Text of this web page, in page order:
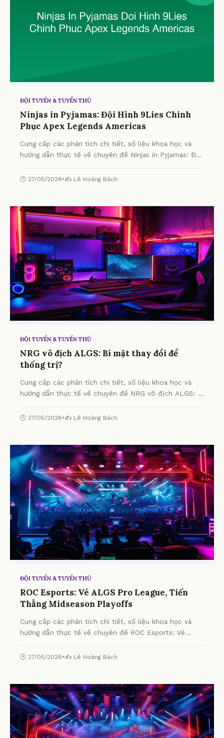
ĐỘI TUYỂN & TUYỂN THỦ
Ninjas in Pyjamas: Đội Hình 9Lies Chinh
Phục Apex Legends Americas
Cung cấp các phân tích chi tiết, số liệu khoa học và
hướng dẫn thực tế về chuyên đề Ninjas in Pyjamas: Đội
chuyên gia.
🕒 27/05/2026•✍️ Lê Hoàng Bách
ĐỘI TUYỂN & TUYỂN THỦ
NRG vô địch ALGS: Bí mật thay đổi để
thống trị?
Cung cấp các phân tích chi tiết, số liệu khoa học và
hướng dẫn thực tế về chuyên đề NRG vô địch ALGS: Bí
🕒 27/05/2026•✍️ Lê Hoàng Bách
ĐỘI TUYỂN & TUYỂN THỦ
ROC Esports: Vé ALGS Pro League, Tiến
Thẳng Midseason Playoffs
Cung cấp các phân tích chi tiết, số liệu khoa học và
hướng dẫn thực tế về chuyên đề ROC Esports: Vé
chuyên gia.
🕒 27/05/2026•✍️ Lê Hoàng Bách